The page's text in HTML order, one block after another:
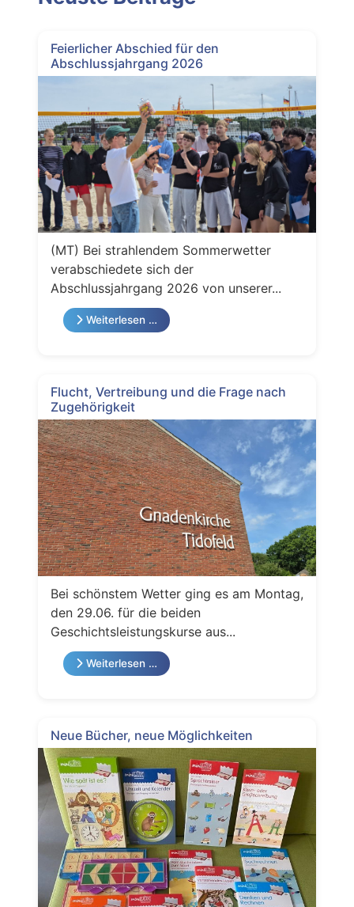
Feierlicher Abschied für den
Abschlussjahrgang 2026
(MT) Bei strahlendem Sommerwetter
verabschiedete sich der
Abschlussjahrgang 2026 von unserer...
Weiterlesen …
Flucht, Vertreibung und die Frage nach
Zugehörigkeit
Bei schönstem Wetter ging es am Montag,
den 29.06. für die beiden
Geschichtsleistungskurse aus...
Weiterlesen …
Neue Bücher, neue Möglichkeiten